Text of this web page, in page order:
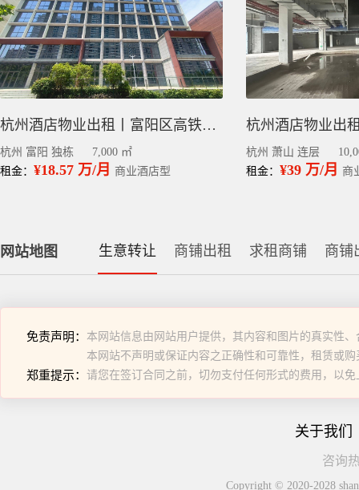
杭州酒店物业出租丨富阳区高铁站整栋毛坯7千平
杭州 富阳 独栋
7,000 ㎡
租金： ¥18.57 万/月 商业酒店型
杭州 萧山 连层
租金： ¥39 万/月 商
网站地图 生意转让 商铺出租 求租商铺 商铺
免责声明： 本网站信息由网站用户提供，其内容和图片的真实性
本网站不声明或保证内容之正确性和可靠性，租赁或
郑重提示： 请您在签订合同之前，切勿支付任何形式的费用，以免
关于我们
咨询
Copyright © 2020-2028